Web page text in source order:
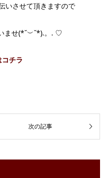
いさせて頂きますので
ませ(*˘︶˘*).。. ♡
コチラ